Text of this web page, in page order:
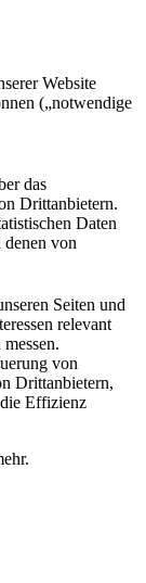
Website
(„notwendige
das
Drittanbietern.
Daten
denen von
Seiten und
relevant
von
Drittanbietern,
Effizienz